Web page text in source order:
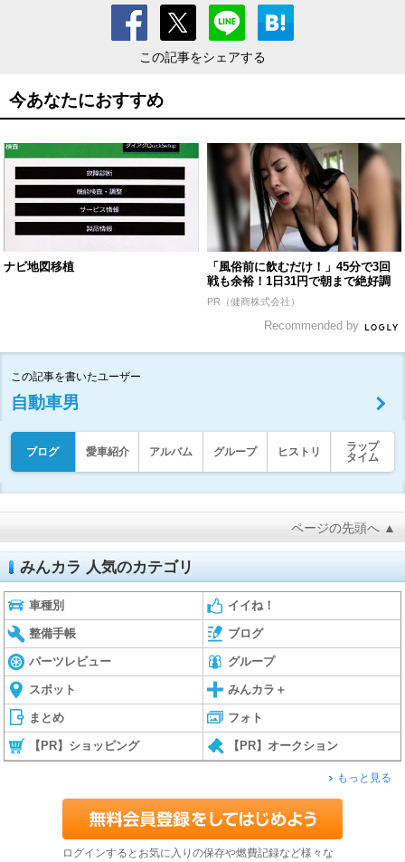
この記事をシェアする
今あなたにおすすめ
ナビ地図移植
「風俗前に飲むだけ！」45分で3回
戦も余裕！1日31円で朝まで絶好調
PR（健商株式会社）
Recommended by
この記事を書いたユーザー
自動車男
ブログ 愛車紹介 アルバム グループ ヒストリ
ラップ
タイム
ページの先頭へ ▲
みんカラ 人気のカテゴリ
車種別 イイね！
整備手帳 ブログ
パーツレビュー グループ
スポット みんカラ＋
まとめ フォト
【PR】ショッピング 【PR】オークション
もっと見る
ログインするとお気に入りの保存や燃費記録など様々な